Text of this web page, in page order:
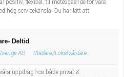
positiv, flexibel, tillmötesgående för våra
hög servicekänsla. Du har lätt att
Deltid
AB Städare/Lokalvårdare
uppdrag hos både privat &